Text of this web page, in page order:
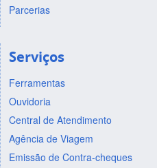
Parcerias
Serviços
Ferramentas
Ouvidoria
Central de Atendimento
Agência de Viagem
Emissão de Contra-cheques